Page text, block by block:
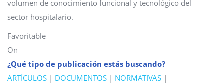
volumen de conocimiento funcional y tecnológico del
sector hospitalario.
Favoritable
On
¿Qué tipo de publicación estás buscando?
ARTÍCULOS | DOCUMENTOS | NORMATIVAS |